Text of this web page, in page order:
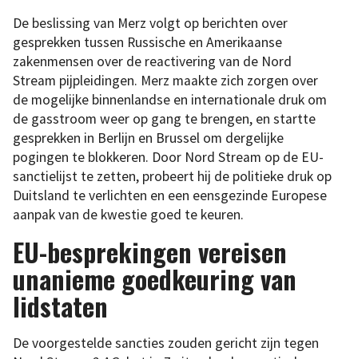
De beslissing van Merz volgt op berichten over
gesprekken tussen Russische en Amerikaanse
zakenmensen over de reactivering van de Nord
Stream pijpleidingen. Merz maakte zich zorgen over
de mogelijke binnenlandse en internationale druk om
de gasstroom weer op gang te brengen, en startte
gesprekken in Berlijn en Brussel om dergelijke
pogingen te blokkeren. Door Nord Stream op de EU-
sanctielijst te zetten, probeert hij de politieke druk op
Duitsland te verlichten en een eensgezinde Europese
aanpak van de kwestie goed te keuren.
EU-besprekingen vereisen
unanieme goedkeuring van
lidstaten
De voorgestelde sancties zouden gericht zijn tegen